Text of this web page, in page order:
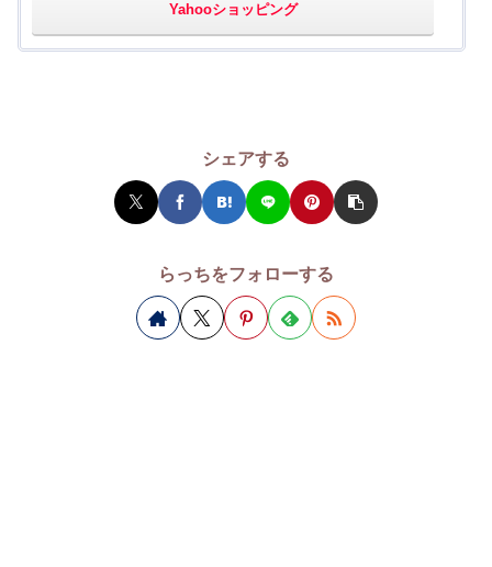
Yahooショッピング
シェアする
らっちをフォローする